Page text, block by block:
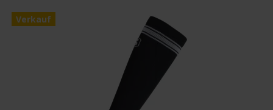
Verkauf